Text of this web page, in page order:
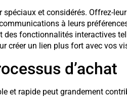
spéciaux et considérés. Offrez-
à leurs
des fonctionnalités interactives
créer un lien plus fort avec vos
d’achat
et rapide peut grandement